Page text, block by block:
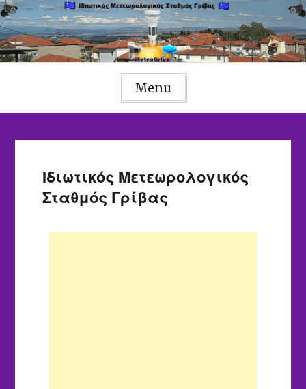
Menu
Ιδιωτικός Μετεωρολογικός
Σταθμός Γρίβας